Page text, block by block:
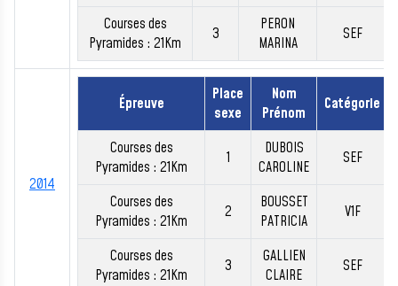
Courses des
Pyramides : 21Km
3
PERON
MARINA
SEF
2014
Épreuve
Place
sexe
Nom
Prénom
Catégorie
Courses des
Pyramides : 21Km
1
DUBOIS
CAROLINE
SEF
Courses des
Pyramides : 21Km
2
BOUSSET
PATRICIA
V1F
Courses des
Pyramides : 21Km
3
GALLIEN
CLAIRE
SEF